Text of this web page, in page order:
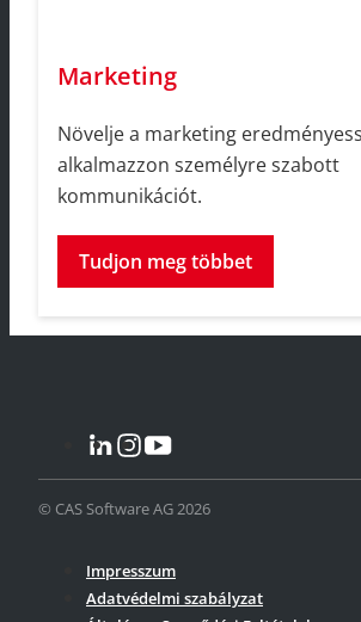
Marketing
Növelje a marketing
alkalmazzon személyre szabott
kommunikációt.
Tudjon meg többet
© CAS Software AG 2026
Impresszum
Adatvédelmi szabályzat